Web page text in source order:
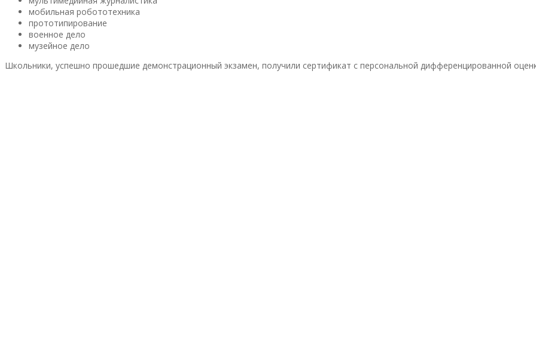
мобильная робототехника
прототипирование
военное дело
музейное дело
Школьники, успешно прошедшие демонстрационный экзамен, получили сертификат с персональной дифференцированной